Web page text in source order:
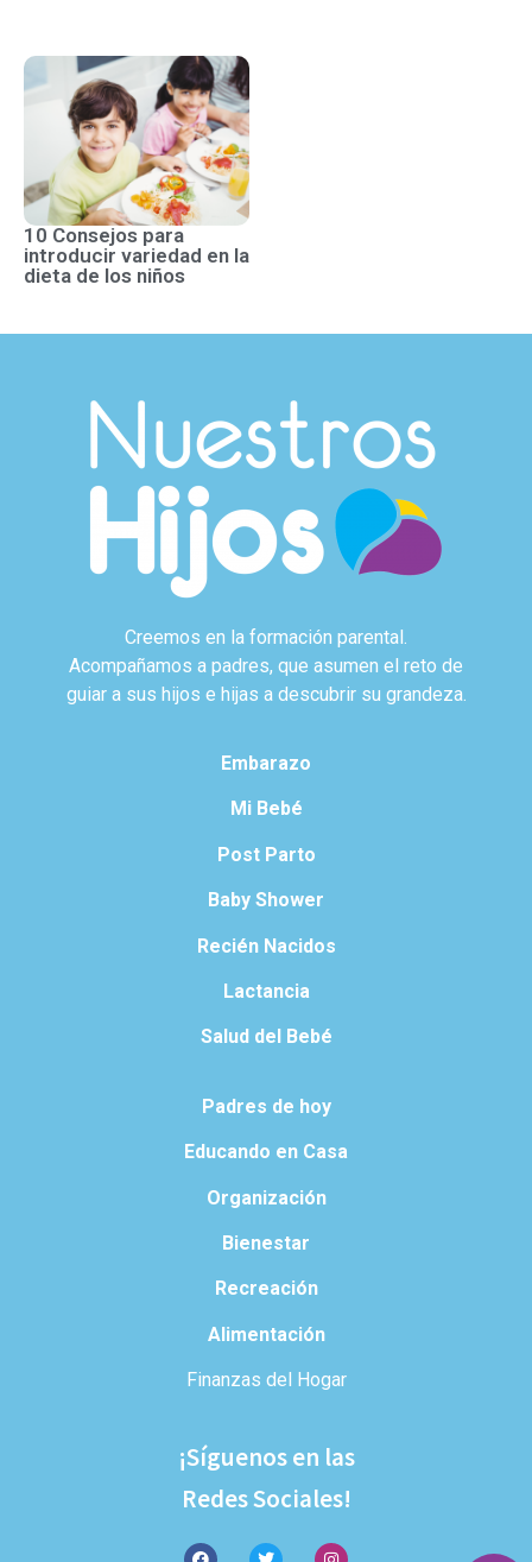
10 Consejos para
introducir variedad en la
dieta de los niños
Creemos en la formación parental.
Acompañamos a padres, que asumen el reto de
guiar a sus hijos e hijas a descubrir su grandeza.
Embarazo
Mi Bebé
Post Parto
Baby Shower
Recién Nacidos
Lactancia
Salud del Bebé
Padres de hoy
Educando en Casa
Organización
Bienestar
Recreación
Alimentación
Finanzas del Hogar
¡Síguenos en las
Redes Sociales!